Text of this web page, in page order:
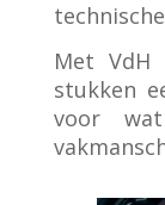
Met VdH
stukken
voor